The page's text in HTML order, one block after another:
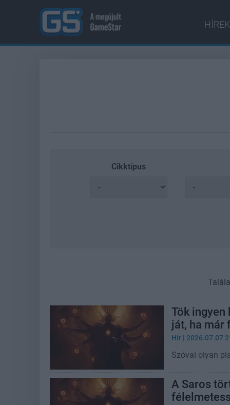
HÍREK
Cikktípus
Tök
ját, ha már
Hír | 2026.07.07
Szóval olyan
A Saros